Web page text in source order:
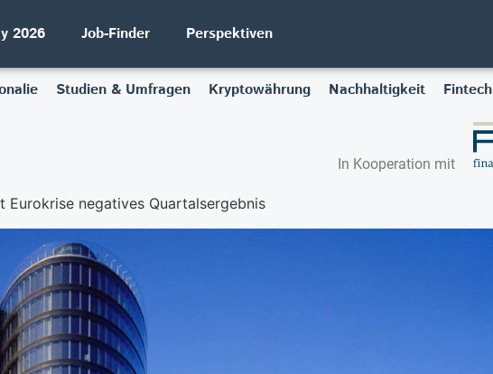
2026 Job-Finder Perspektiven
Studien & Umfragen Kryptowährung Nachhaltigkeit Fintech
In Kooperation mit
Eurokrise negatives Quartalsergebnis